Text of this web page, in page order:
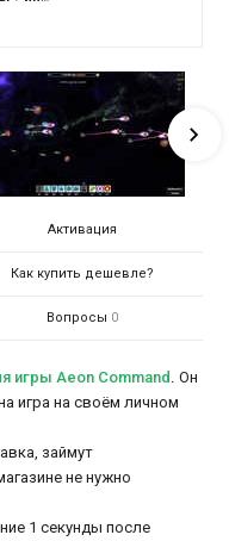
Активация
Как купить дешевле?
Вопросы 0
игры Aeon Command . Он
игра на своём личном
займут
не нужно
1 секунды после